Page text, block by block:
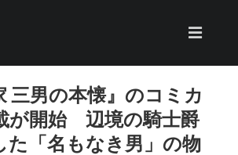
三男の本懐』のコミカ
が開始 辺境の騎士爵
た「名もなき男」の物